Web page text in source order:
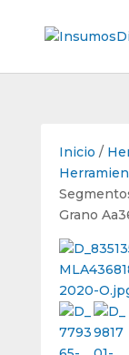
Inicio /
Grano